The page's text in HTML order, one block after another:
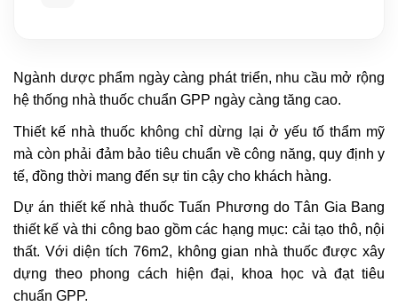
Ngành dược phẩm ngày càng phát triển, nhu cầu mở rộng
hệ thống nhà thuốc chuẩn GPP ngày càng tăng cao.
Thiết kế nhà thuốc không chỉ dừng lại ở yếu tố thẩm mỹ
mà còn phải đảm bảo tiêu chuẩn về công năng, quy định y
tế, đồng thời mang đến sự tin cậy cho khách hàng.
Dự án thiết kế nhà thuốc Tuấn Phương do Tân Gia Bang
thiết kế và thi công bao gồm các hạng mục: cải tạo thô, nội
thất. Với diện tích 76m2, không gian nhà thuốc được xây
dựng theo phong cách hiện đại, khoa học và đạt tiêu
chuẩn GPP.